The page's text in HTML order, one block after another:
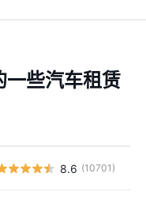
一些汽车租赁
8.6 (10701)